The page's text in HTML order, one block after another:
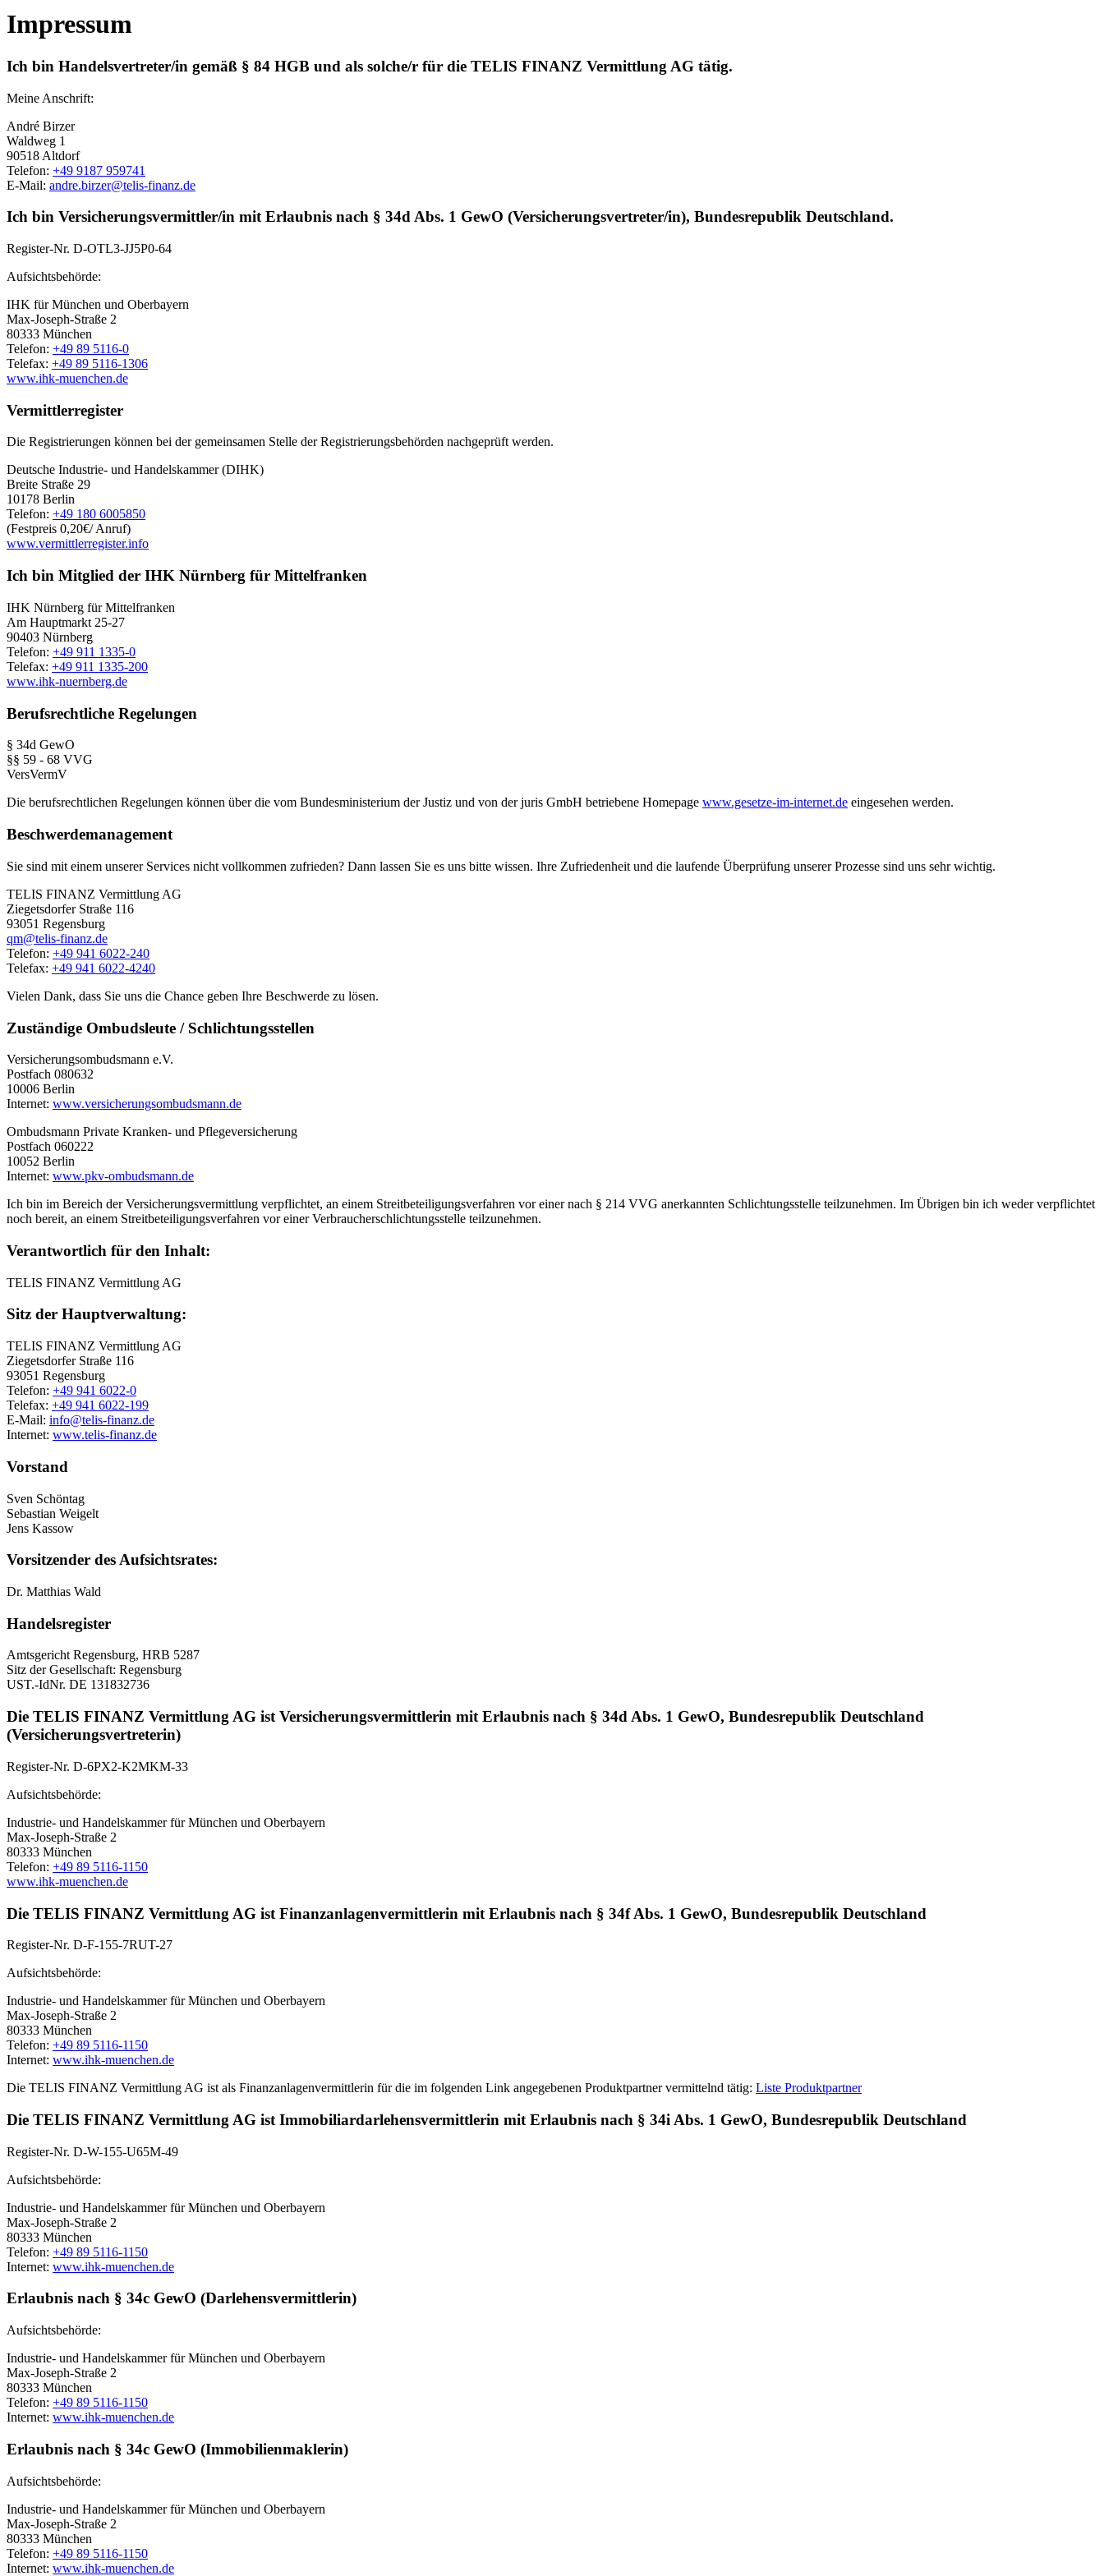
Impressum
Ich bin Handelsvertreter/in gemäß § 84 HGB und als solche/r für die TELIS FINANZ Vermittlung AG tätig.
Meine Anschrift:
André Birzer
Waldweg 1
90518 Altdorf
Telefon: +49 9187 959741
E-Mail: andre.birzer@telis-finanz.de
Ich bin Versicherungsvermittler/in mit Erlaubnis nach § 34d Abs. 1 GewO (Versicherungsvertreter/in), Bundesrepublik Deutschland.
Register-Nr. D-OTL3-JJ5P0-64
Aufsichtsbehörde:
IHK für München und Oberbayern
Max-Joseph-Straße 2
80333 München
Telefon: +49 89 5116-0
Telefax: +49 89 5116-1306
www.ihk-muenchen.de
Vermittlerregister
Die Registrierungen können bei der gemeinsamen Stelle der Registrierungsbehörden nachgeprüft werden.
Deutsche Industrie- und Handelskammer (DIHK)
Breite Straße 29
10178 Berlin
Telefon: +49 180 6005850
(Festpreis 0,20€/ Anruf)
www.vermittlerregister.info
Ich bin Mitglied der IHK Nürnberg für Mittelfranken
IHK Nürnberg für Mittelfranken
Am Hauptmarkt 25-27
90403 Nürnberg
Telefon: +49 911 1335-0
Telefax: +49 911 1335-200
www.ihk-nuernberg.de
Berufsrechtliche Regelungen
§ 34d GewO
§§ 59 - 68 VVG
VersVermV
Die berufsrechtlichen Regelungen können über die vom Bundesministerium der Justiz und von der juris GmbH betriebene Homepage www.gesetze-im-internet.de eingesehen werden.
Beschwerdemanagement
Sie sind mit einem unserer Services nicht vollkommen zufrieden? Dann lassen Sie es uns bitte wissen. Ihre Zufriedenheit und die laufende Überprüfung unserer Prozesse sind uns sehr wichtig.
TELIS FINANZ Vermittlung AG
Ziegetsdorfer Straße 116
93051 Regensburg
qm@telis-finanz.de
Telefon: +49 941 6022-240
Telefax: +49 941 6022-4240
Vielen Dank, dass Sie uns die Chance geben Ihre Beschwerde zu lösen.
Zuständige Ombudsleute / Schlichtungsstellen
Versicherungsombudsmann e.V.
Postfach 080632
10006 Berlin
Internet: www.versicherungsombudsmann.de
Ombudsmann Private Kranken- und Pflegeversicherung
Postfach 060222
10052 Berlin
Internet: www.pkv-ombudsmann.de
Ich bin im Bereich der Versicherungsvermittlung verpflichtet, an einem Streitbeteiligungsverfahren vor einer nach § 214 VVG anerkannten Schlichtungsstelle teilzunehmen. Im Übrigen bin ich weder verpflichtet
noch bereit, an einem Streitbeteiligungsverfahren vor einer Verbraucherschlichtungsstelle teilzunehmen.
Verantwortlich für den Inhalt:
TELIS FINANZ Vermittlung AG
Sitz der Hauptverwaltung:
TELIS FINANZ Vermittlung AG
Ziegetsdorfer Straße 116
93051 Regensburg
Telefon: +49 941 6022-0
Telefax: +49 941 6022-199
E-Mail: info@telis-finanz.de
Internet: www.telis-finanz.de
Vorstand
Sven Schöntag
Sebastian Weigelt
Jens Kassow
Vorsitzender des Aufsichtsrates:
Dr. Matthias Wald
Handelsregister
Amtsgericht Regensburg, HRB 5287
Sitz der Gesellschaft: Regensburg
UST.-IdNr. DE 131832736
Die TELIS FINANZ Vermittlung AG ist Versicherungsvermittlerin mit Erlaubnis nach § 34d Abs. 1 GewO, Bundesrepublik Deutschland
(Versicherungsvertreterin)
Register-Nr. D-6PX2-K2MKM-33
Aufsichtsbehörde:
Industrie- und Handelskammer für München und Oberbayern
Max-Joseph-Straße 2
80333 München
Telefon: +49 89 5116-1150
www.ihk-muenchen.de
Die TELIS FINANZ Vermittlung AG ist Finanzanlagenvermittlerin mit Erlaubnis nach § 34f Abs. 1 GewO, Bundesrepublik Deutschland
Register-Nr. D-F-155-7RUT-27
Aufsichtsbehörde:
Industrie- und Handelskammer für München und Oberbayern
Max-Joseph-Straße 2
80333 München
Telefon: +49 89 5116-1150
Internet: www.ihk-muenchen.de
Die TELIS FINANZ Vermittlung AG ist als Finanzanlagenvermittlerin für die im folgenden Link angegebenen Produktpartner vermittelnd tätig: Liste Produktpartner
Die TELIS FINANZ Vermittlung AG ist Immobiliardarlehensvermittlerin mit Erlaubnis nach § 34i Abs. 1 GewO, Bundesrepublik Deutschland
Register-Nr. D-W-155-U65M-49
Aufsichtsbehörde:
Industrie- und Handelskammer für München und Oberbayern
Max-Joseph-Straße 2
80333 München
Telefon: +49 89 5116-1150
Internet: www.ihk-muenchen.de
Erlaubnis nach § 34c GewO (Darlehensvermittlerin)
Aufsichtsbehörde:
Industrie- und Handelskammer für München und Oberbayern
Max-Joseph-Straße 2
80333 München
Telefon: +49 89 5116-1150
Internet: www.ihk-muenchen.de
Erlaubnis nach § 34c GewO (Immobilienmaklerin)
Aufsichtsbehörde:
Industrie- und Handelskammer für München und Oberbayern
Max-Joseph-Straße 2
80333 München
Telefon: +49 89 5116-1150
Internet: www.ihk-muenchen.de